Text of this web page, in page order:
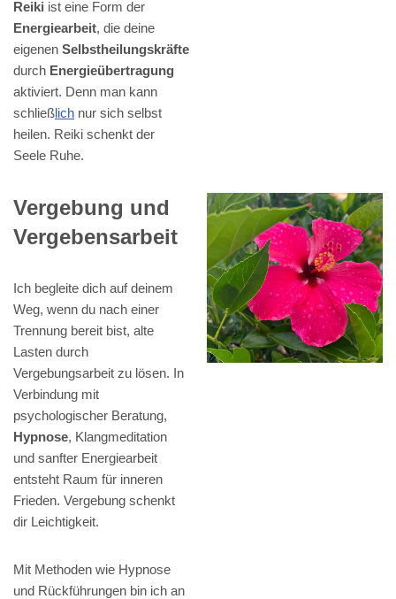
Reiki ist eine Form der
Energiearbeit, die deine
eigenen Selbstheilungskräfte
durch Energieübertragung
aktiviert. Denn man kann
schließlich nur sich selbst
heilen. Reiki schenkt der
Seele Ruhe.
Vergebung und
Vergebensarbeit
Ich begleite dich auf deinem
Weg, wenn du nach einer
Trennung bereit bist, alte
Lasten durch
Vergebungsarbeit zu lösen. In
Verbindung mit
psychologischer Beratung,
Hypnose, Klangmeditation
und sanfter Energiearbeit
entsteht Raum für inneren
Frieden. Vergebung schenkt
dir Leichtigkeit.
Mit Methoden wie Hypnose
und Rückführungen bin ich an